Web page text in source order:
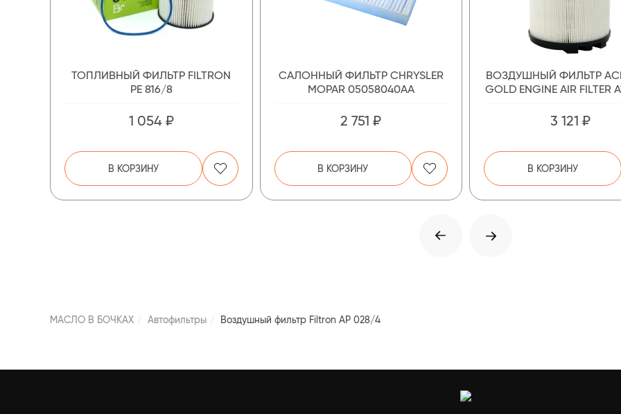
ТОПЛИВНЫЙ ФИЛЬТР FILTRON
PE 816/8
1 054 ₽
В КОРЗИНУ
САЛОННЫЙ ФИЛЬТР CHRYSLER
MOPAR 05058040AA
2 751 ₽
В КОРЗИНУ
ВОЗДУШНЫЙ ФИЛЬТР
GOLD ENGINE AIR FILTER
3 121 ₽
В КОРЗИНУ
МАСЛО В БОЧКАХ Автофильтры Воздушный фильтр Filtron AP 028/4